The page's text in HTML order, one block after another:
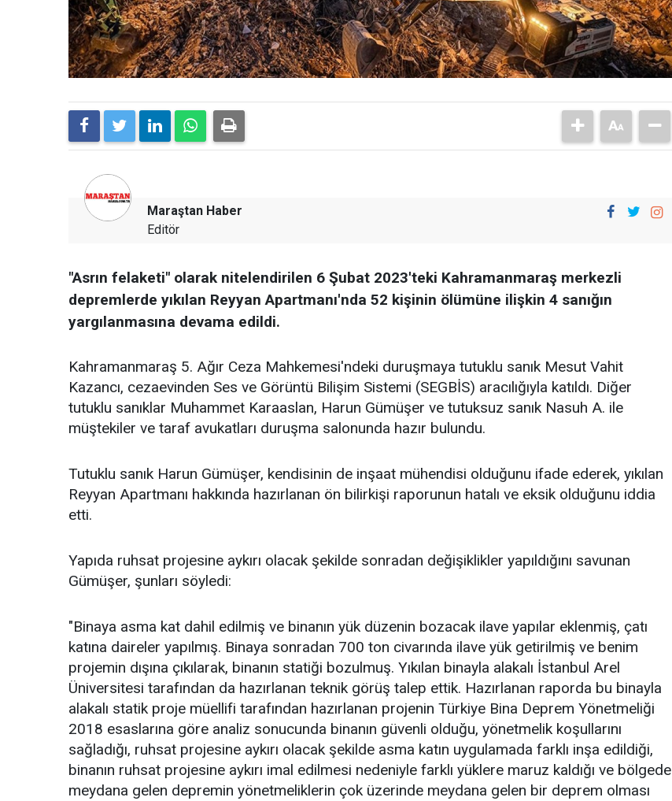
Maraştan Haber
Editör
"Asrın felaketi" olarak nitelendirilen 6 Şubat 2023'teki Kahramanmaraş merkezli
depremlerde yıkılan Reyyan Apartmanı'nda 52 kişinin ölümüne ilişkin 4 sanığın
yargılanmasına devama edildi.
Kahramanmaraş 5. Ağır Ceza Mahkemesi'ndeki duruşmaya tutuklu sanık Mesut Vahit
Kazancı, cezaevinden Ses ve Görüntü Bilişim Sistemi (SEGBİS) aracılığıyla katıldı. Diğer
tutuklu sanıklar Muhammet Karaaslan, Harun Gümüşer ve tutuksuz sanık Nasuh A. ile
müştekiler ve taraf avukatları duruşma salonunda hazır bulundu.
Tutuklu sanık Harun Gümüşer, kendisinin de inşaat mühendisi olduğunu ifade ederek, yıkılan
Reyyan Apartmanı hakkında hazırlanan ön bilirkişi raporunun hatalı ve eksik olduğunu iddia
etti.
Yapıda ruhsat projesine aykırı olacak şekilde sonradan değişiklikler yapıldığını savunan
Gümüşer, şunları söyledi:
"Binaya asma kat dahil edilmiş ve binanın yük düzenin bozacak ilave yapılar eklenmiş, çatı
katına daireler yapılmış. Binaya sonradan 700 ton civarında ilave yük getirilmiş ve benim
projemin dışına çıkılarak, binanın statiği bozulmuş. Yıkılan binayla alakalı İstanbul Arel
Üniversitesi tarafından da hazırlanan teknik görüş talep ettik. Hazırlanan raporda bu binayla
alakalı statik proje müellifi tarafından hazırlanan projenin Türkiye Bina Deprem Yönetmeliği
2018 esaslarına göre analiz sonucunda binanın güvenli olduğu, yönetmelik koşullarını
sağladığı, ruhsat projesine aykırı olacak şekilde asma katın uygulamada farklı inşa edildiği,
binanın ruhsat projesine aykırı imal edilmesi nedeniyle farklı yüklere maruz kaldığı ve bölgede
meydana gelen depremin yönetmeliklerin çok üzerinde meydana gelen bir deprem olması